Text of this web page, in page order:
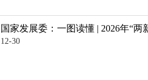
国家发展委：一图读懂 | 2026年“
12-30